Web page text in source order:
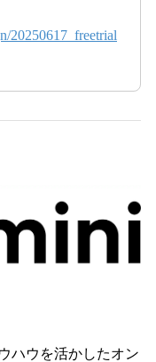
20250617_freetrial
ハウを活かしたオン